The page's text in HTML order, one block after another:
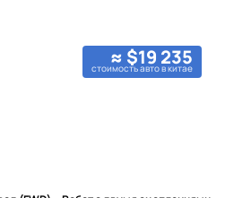
≈ $19 235
стоимость авто в китае